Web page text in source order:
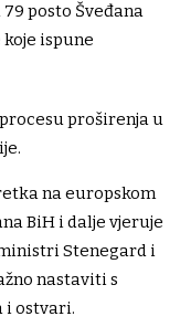
posto Šveđana
ispune
proširenja u
na europskom
BiH i dalje vjeruje
Stenegard i
nastaviti s
i ostvari.